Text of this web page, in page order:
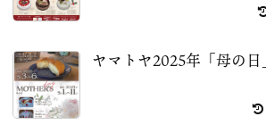
ヤマトヤ2025年「母の日